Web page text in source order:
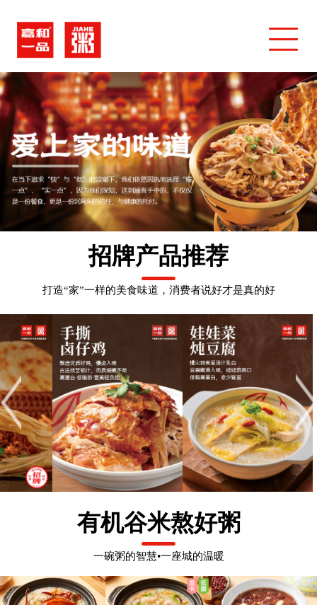
招牌产品推荐
打造“家”一样的美食味道，消费者说好才是真的好
有机谷米熬好粥
一碗粥的智慧•一座城的温暖